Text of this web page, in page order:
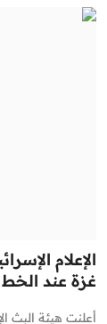
الإعلام
غزة عند الخط
أعلنت هيئة البث